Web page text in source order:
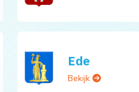
Ede
Bekijk